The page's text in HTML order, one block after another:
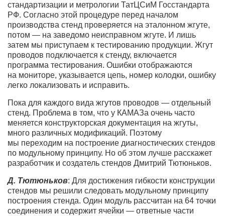
стандартизации и метрологии ТатЦСиМ Госстандарта
РФ. Согласно этой процедуре перед началом
производства стенд проверяется на эталонном жгуте,
потом — на заведомо неисправном жгуте. И лишь
затем мы приступаем к тестированию продукции. Жгут
проводов подключается к стенду, включается
программа тестирования. Ошибки отображаются
на мониторе, указывается цепь, номер колодки, ошибку
легко локализовать и исправить.
Пока для каждого вида жгутов проводов — отдельный
стенд. Проблема в том, что у КАМАЗа очень часто
меняется конструкторская документация на жгуты,
много различных модификаций. Поэтому
мы переходим на построение диагностических стендов
по модульному принципу. Но об этом лучше расскажет
разработчик и создатель стендов Дмитрий Тютюньков.
Д. Тютюньков: Для достижения гибкости конструкции
стендов мы решили следовать модульному принципу
построения стенда. Один модуль рассчитан на 64 точки
соединения и содержит ячейки — ответные части